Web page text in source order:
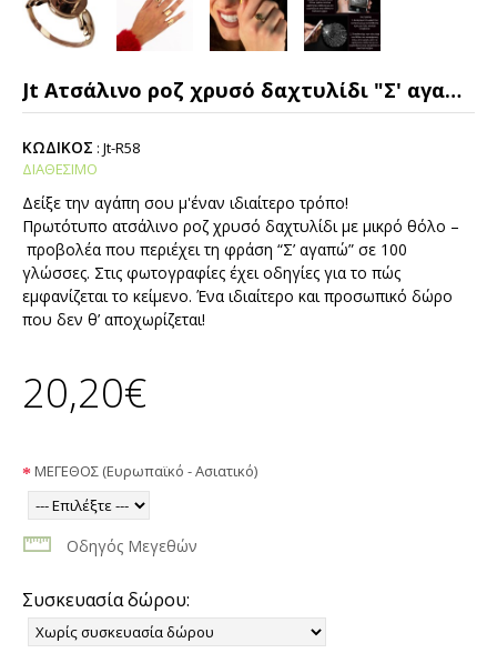
Jt Ατσάλινο ροζ χρυσό δαχτυλίδι "Σ' αγαπώ" σε 100 γλώσσες
ΚΩΔΙΚΟΣ : Jt-R58
ΔΙΑΘΕΣΙΜΟ
Δείξε την αγάπη σου μ'έναν ιδιαίτερο τρόπο!
Πρωτότυπο ατσάλινο ροζ χρυσό δαχτυλίδι με μικρό θόλο –
προβολέα που περιέχει τη φράση “Σ’ αγαπώ” σε 100
γλώσσες. Στις φωτογραφίες έχει οδηγίες για το πώς
εμφανίζεται το κείμενο. Ένα ιδιαίτερο και προσωπικό δώρο
που δεν θ’ αποχωρίζεται!
20,20€
ΜΕΓΕΘΟΣ (Ευρωπαϊκό - Ασιατικό)
Οδηγός Μεγεθών
Συσκευασία δώρου: